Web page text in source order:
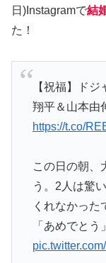
日)Instagramで結
た！
【祝福】ド
翔平＆山本由
https://t.co/
この日の朝、
う。2人は驚
くれなかった
「あめでと